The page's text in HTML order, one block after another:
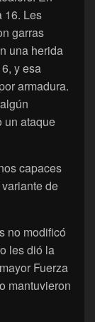
16. Les
garras
una herida
y esa
armadura.
un ataque
capaces
de
no modificó
les dió la
Fuerza
mantuvieron